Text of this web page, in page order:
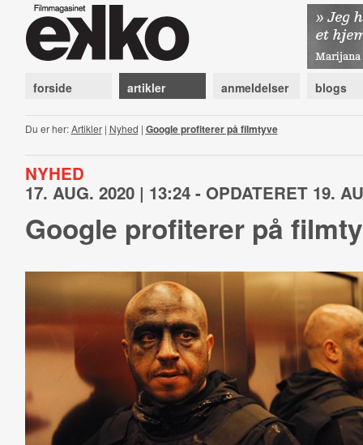
forside artikler anmeldelser blogs
Du er her:Artikler| Nyhed | Google profiterer på filmtyve
NYHED
17. AUG. 2020 | 13:24 - OPDATERET 19.
Google profiterer på